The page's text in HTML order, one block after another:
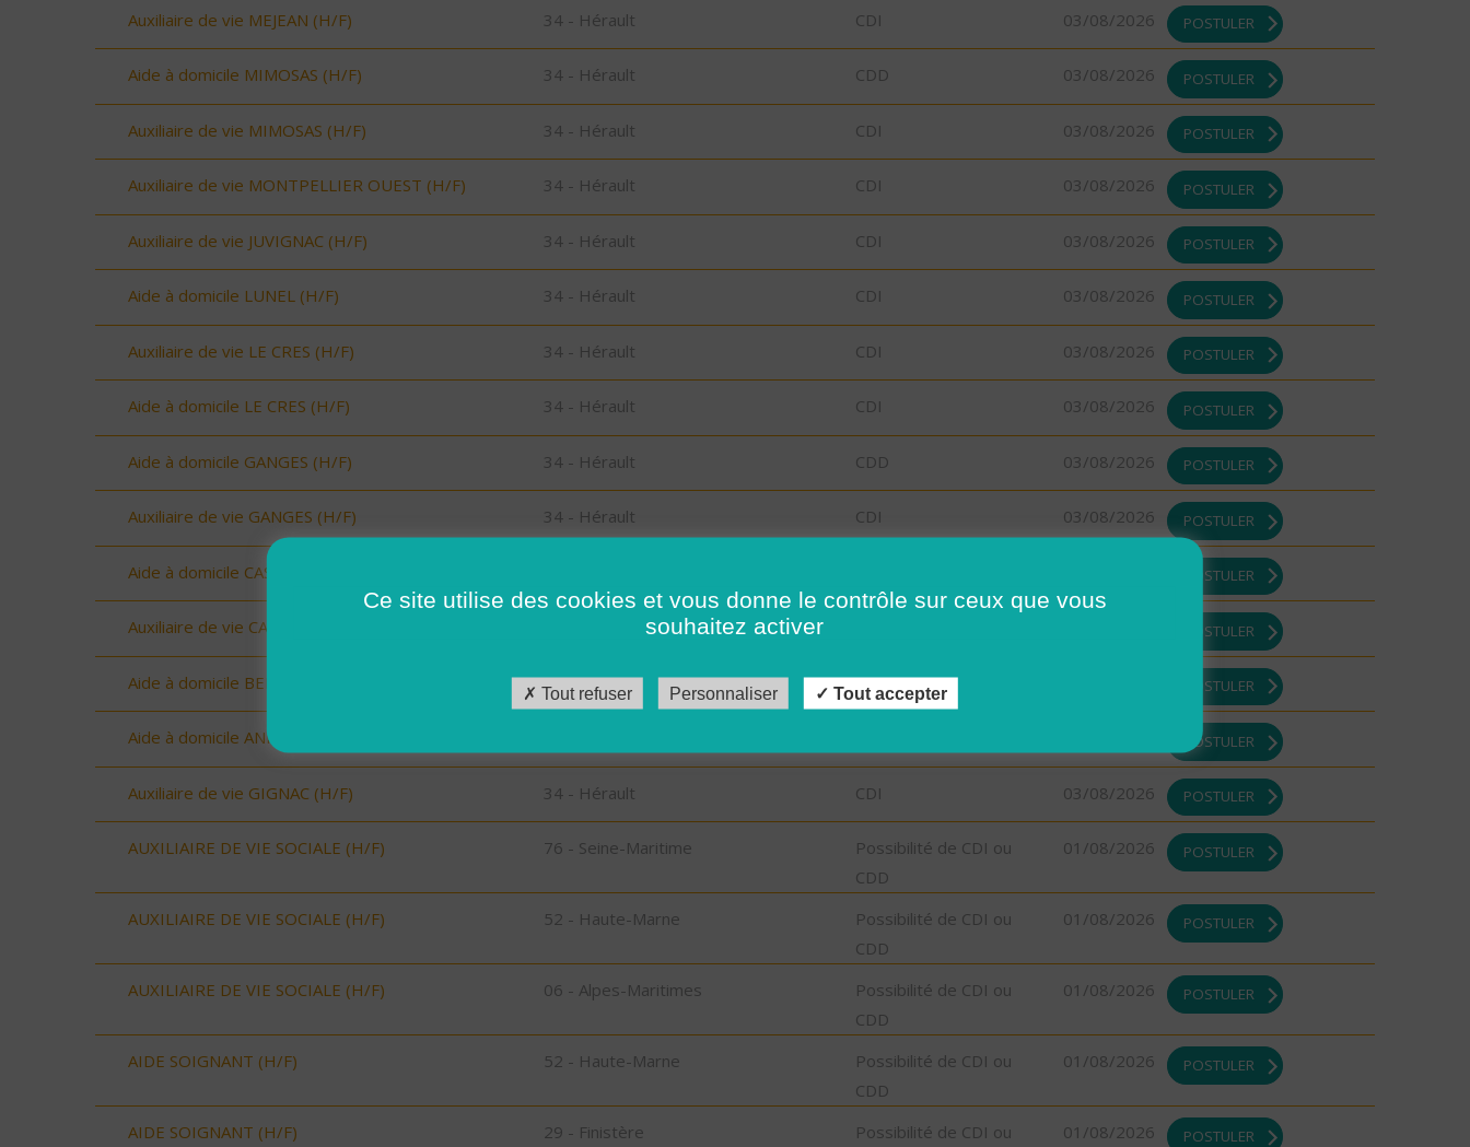
Auxiliaire de vie MEJEAN (H/F) 34 - Hérault CDI 03/08/2026 POSTULER
Aide à domicile MIMOSAS (H/F) 34 - Hérault CDD 03/08/2026 POSTULER
Auxiliaire de vie MIMOSAS (H/F) 34 - Hérault CDI 03/08/2026 POSTULER
Auxiliaire de vie MONTPELLIER OUEST (H/F) 34 - Hérault CDI 03/08/2026 POSTULER
Auxiliaire de vie JUVIGNAC (H/F) 34 - Hérault CDI 03/08/2026 POSTULER
Aide à domicile LUNEL (H/F) 34 - Hérault CDI 03/08/2026 POSTULER
Auxiliaire de vie LE CRES (H/F) 34 - Hérault CDI 03/08/2026 POSTULER
Aide à domicile LE CRES (H/F) 34 - Hérault CDI 03/08/2026 POSTULER
Aide à domicile GANGES (H/F) 34 - Hérault CDD 03/08/2026 POSTULER
Auxiliaire de vie GANGES (H/F) 34 - Hérault CDI 03/08/2026 POSTULER
Aide à domicile CASTRIES (H/F) POSTULER
Auxiliaire de vie CASTRIES (H/F) POSTULER
Aide à domicile BERANGE (H/F) 34 - Hérault CDI POSTULER
Aide à domicile ANIANE (H/F) POSTULER
Auxiliaire de vie GIGNAC (H/F) 34 - Hérault CDI 03/08/2026 POSTULER
AUXILIAIRE DE VIE SOCIALE (H/F) 76 - Seine-Maritime
Possibilité de CDI ou
CDD
01/08/2026 POSTULER
AUXILIAIRE DE VIE SOCIALE (H/F) 52 - Haute-Marne
Possibilité de CDI ou
CDD
01/08/2026 POSTULER
AUXILIAIRE DE VIE SOCIALE (H/F) 06 - Alpes-Maritimes
Possibilité de CDI ou
CDD
01/08/2026 POSTULER
AIDE SOIGNANT (H/F) 52 - Haute-Marne
Possibilité de CDI ou
CDD
01/08/2026 POSTULER
AIDE SOIGNANT (H/F) 29 - Finistère
Possibilité de CDI ou
01/08/2026 POSTULER
Ce site utilise des cookies et vous donne le contrôle sur ceux que vous
souhaitez activer
Tout refuser Personnaliser Tout accepter